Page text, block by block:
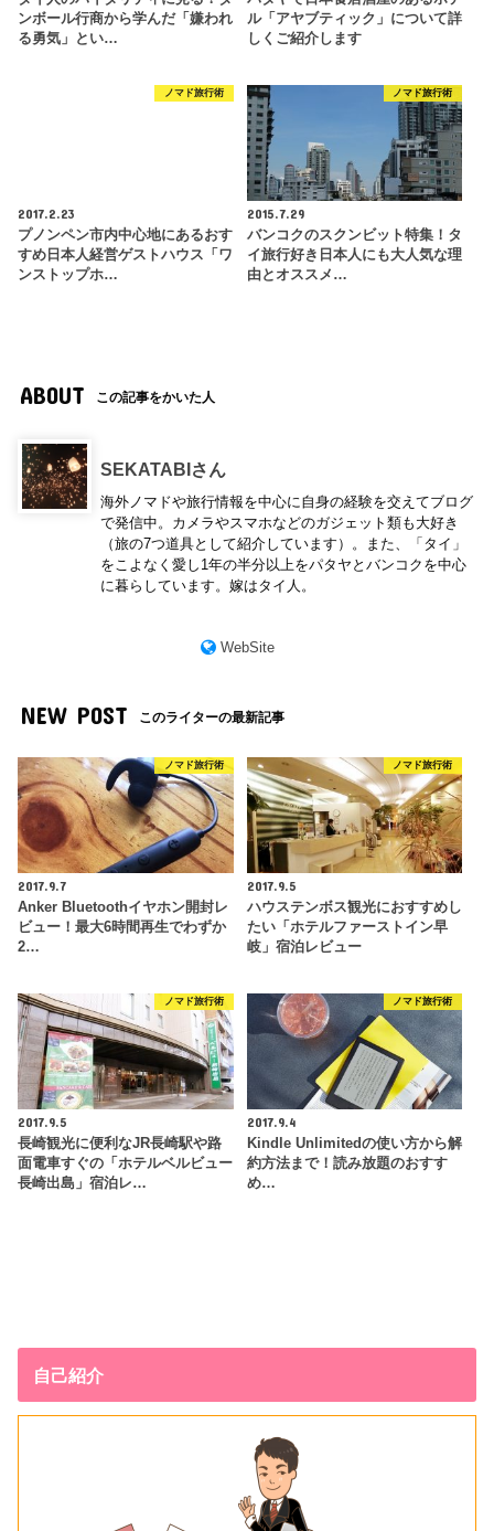
ンボール行商から学んだ「嫌われ
る勇気」とい…
ル「アヤブティック」について詳
しくご紹介します
ノマド旅行術
2017.2.23
プノンペン市内中心地にあるおす
すめ日本人経営ゲストハウス「ワ
ンストップホ…
ノマド旅行術
2015.7.29
バンコクのスクンビット特集！タ
イ旅行好き日本人にも大人気な理
由とオススメ…
ABOUT この記事をかいた人
SEKATABIさん
海外ノマドや旅行情報を中心に自身の経験を交えてブログ
で発信中。カメラやスマホなどのガジェット類も大好き
（旅の7つ道具として紹介しています）。また、「タイ」
をこよなく愛し1年の半分以上をパタヤとバンコクを中心
に暮らしています。嫁はタイ人。
WebSite
NEW POST このライターの最新記事
ノマド旅行術
2017.9.7
Anker Bluetoothイヤホン開封レ
ビュー！最大6時間再生でわずか
2…
ノマド旅行術
2017.9.5
ハウステンボス観光におすすめし
たい「ホテルファーストイン早
岐」宿泊レビュー
ノマド旅行術
2017.9.5
長崎観光に便利なJR長崎駅や路
面電車すぐの「ホテルベルビュー
長崎出島」宿泊レ…
ノマド旅行術
2017.9.4
Kindle Unlimitedの使い方から解
約方法まで！読み放題のおすす
め…
自己紹介